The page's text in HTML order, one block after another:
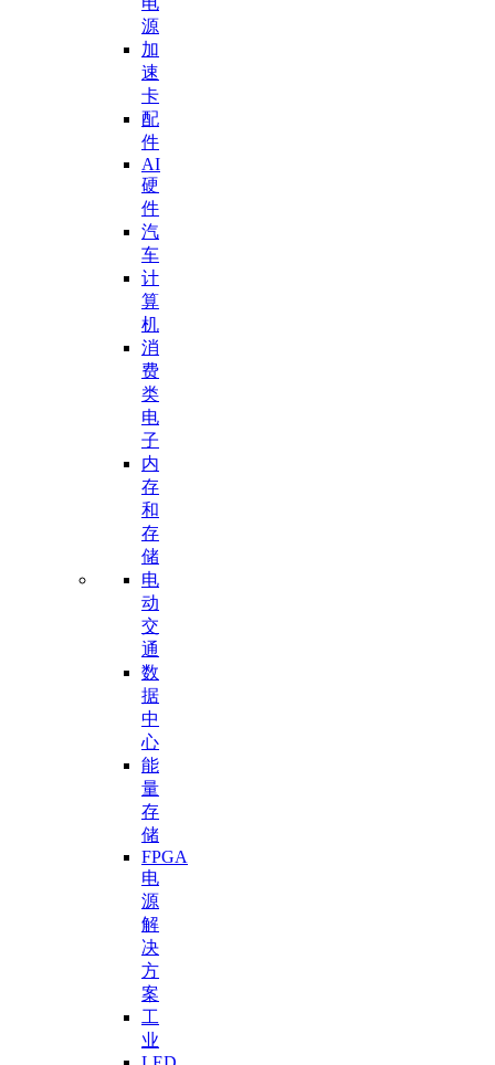
源
加
速
卡
配
件
AI
硬
件
汽
车
计
算
机
消
费
类
电
子
内
存
和
存
储
电
动
交
通
数
据
中
心
能
量
存
储
FPGA
电
源
解
决
方
案
工
业